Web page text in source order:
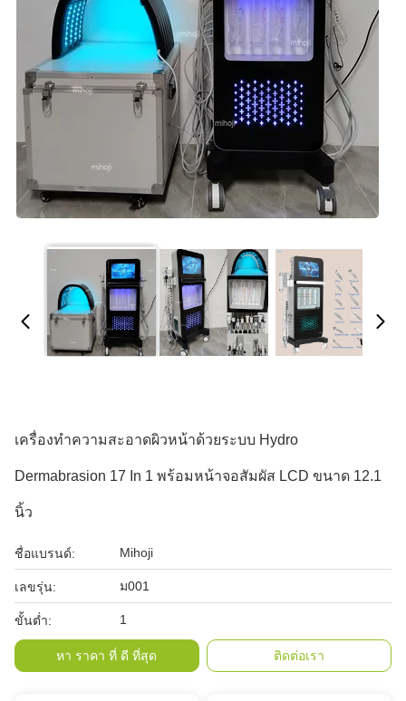
เครื่องทำความสะอาดผิวหน้าด้วยระบบ Hydro
Dermabrasion 17 In 1 พร้อมหน้าจอสัมผัส LCD ขนาด 12.1
นิ้ว
ชื่อแบรนด์: Mihoji
เลขรุ่น: ม001
ขั้นต่ำ: 1
หา ราคา ที่ ดี ที่สุด ติดต่อเรา